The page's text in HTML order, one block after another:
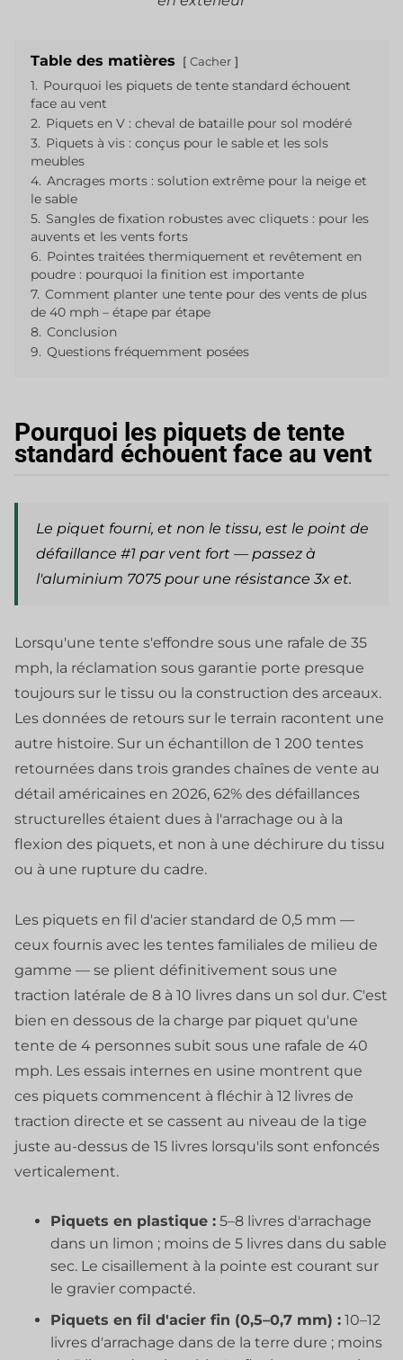
Table des matières Cacher
1. Pourquoi les piquets de tente standard échouent
face au vent
2. Piquets en V : cheval de bataille pour sol modéré
3. Piquets à vis : conçus pour le sable et les sols
meubles
4. Ancrages morts : solution extrême pour la neige et
le sable
5. Sangles de fixation robustes avec cliquets : pour les
auvents et les vents forts
6. Pointes traitées thermiquement et revêtement en
poudre : pourquoi la finition est importante
7. Comment planter une tente pour des vents de plus
de 40 mph – étape par étape
8. Conclusion
9. Questions fréquemment posées
Pourquoi les piquets de tente
standard échouent face au vent
Le piquet fourni, et non le tissu, est le point de
défaillance #1 par vent fort — passez à
l'aluminium 7075 pour une résistance 3x et.
Lorsqu'une tente s'effondre sous une rafale de 35
mph, la réclamation sous garantie porte presque
toujours sur le tissu ou la construction des arceaux.
Les données de retours sur le terrain racontent une
autre histoire. Sur un échantillon de 1 200 tentes
retournées dans trois grandes chaînes de vente au
détail américaines en 2026, 62% des défaillances
structurelles étaient dues à l'arrachage ou à la
flexion des piquets, et non à une déchirure du tissu
ou à une rupture du cadre.
Les piquets en fil d'acier standard de 0,5 mm —
ceux fournis avec les tentes familiales de milieu de
gamme — se plient définitivement sous une
traction latérale de 8 à 10 livres dans un sol dur. C'est
bien en dessous de la charge par piquet qu'une
tente de 4 personnes subit sous une rafale de 40
mph. Les essais internes en usine montrent que
ces piquets commencent à fléchir à 12 livres de
traction directe et se cassent au niveau de la tige
juste au-dessus de 15 livres lorsqu'ils sont enfoncés
verticalement.
Piquets en plastique : 5–8 livres d'arrachage
dans un limon ; moins de 5 livres dans du sable
sec. Le cisaillement à la pointe est courant sur
le gravier compacté.
Piquets en fil d'acier fin (0,5–0,7 mm) : 10–12
livres d'arrachage dans de la terre dure ; moins